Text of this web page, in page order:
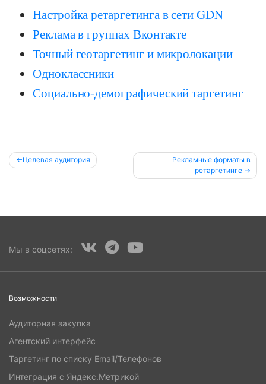
Настройка ретаргетинга в сети GDN
Реклама в группах Вконтакте
Точный геотаргетинг и микролокации
Одноклассники
Социально-демографический таргетинг
PostЦелевая аудитория
Рекламные форматы в
ретаргетинге
Мы в соцсетях:
Возможности
Аудиторная закупка
Агентский интерфейс
Таргетинг по списку Email/Телефонов
Интеграция с Яндекс.Метрикой